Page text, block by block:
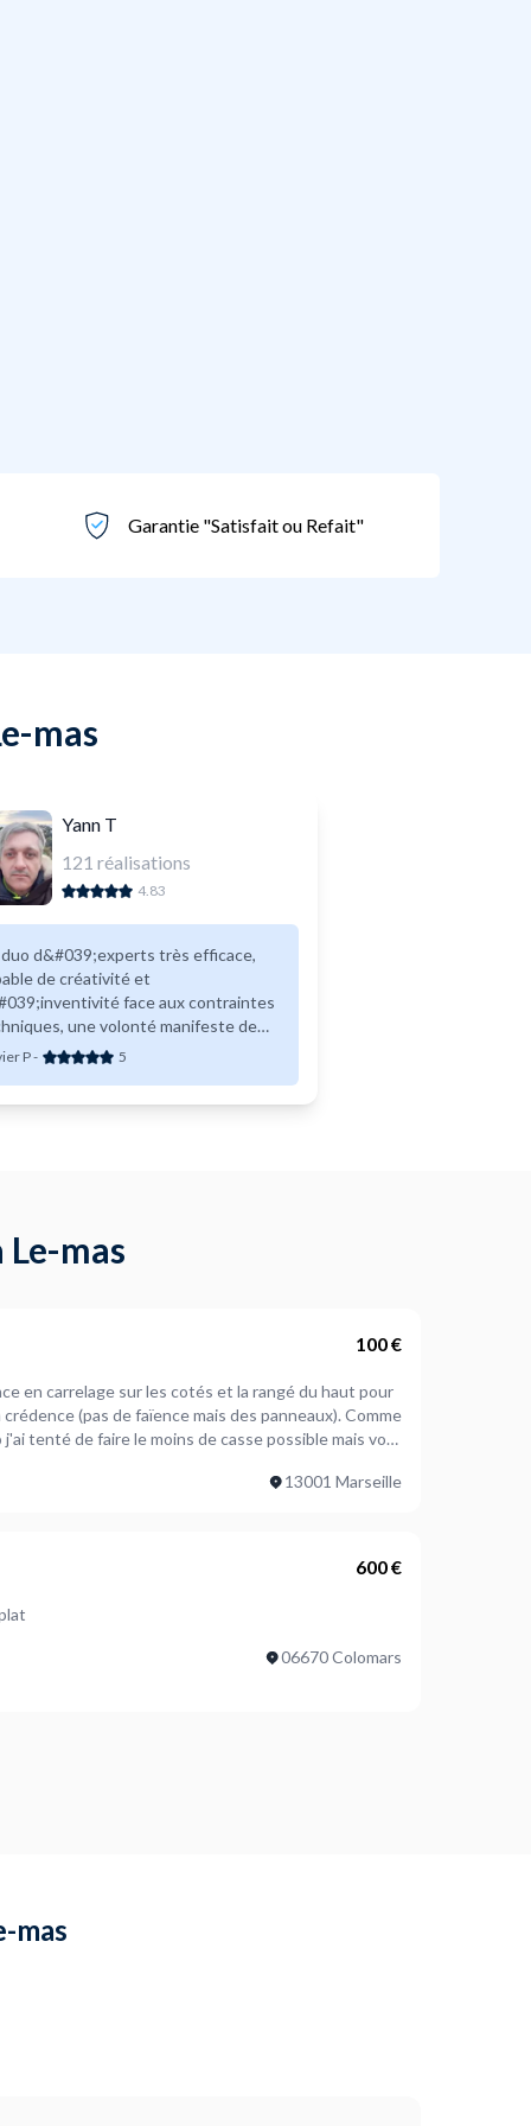
Garantie "Satisfait ou Refait"
mas
Yann T
121 réalisations
4.83
d&#039;experts très efficace,
de créativité et
face aux contraintes
une volonté manifeste de
une mission irréprochable, un
P- 5
Le-mas
100 €
(pas de faïence mais des panneaux). Comme
tenté de faire le moins de casse possible mais voici
le reste > Placo à
13001 Marseille
600 €
06670 Colomars
mas